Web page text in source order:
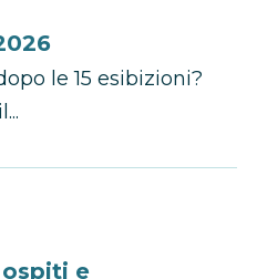
le 15 esibizioni?
ospiti e